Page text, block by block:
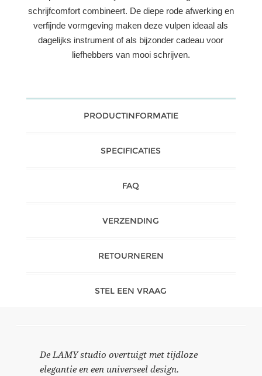
schrijfcomfort combineert. De diepe rode afwerking en
verfijnde vormgeving maken deze vulpen ideaal als
dagelijks instrument of als bijzonder cadeau voor
liefhebbers van mooi schrijven.
PRODUCTINFORMATIE
SPECIFICATIES
FAQ
VERZENDING
RETOURNEREN
STEL EEN VRAAG
De LAMY studio overtuigt met tijdloze
elegantie en een universeel design.